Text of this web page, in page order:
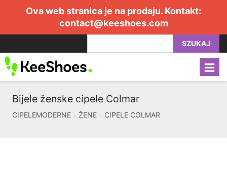
Ova web stranica je na prodaju. Kontakt:
contact@keeshoes.com
SZUKAJ
Bijele ženske cipele Colmar
CIPELEMODERNE ŽENE CIPELE COLMAR